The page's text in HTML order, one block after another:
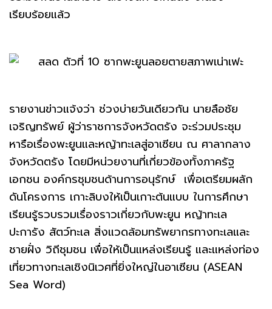
เรียบร้อยแล้ว
รายงานข่าวแจ้งว่า ช่วงบ่ายวันเดียวกัน นายลือชัย
เจริญทรัพย์ ผู้ว่าราชการจังหวัดตรัง จะร่วมประชุม
หารือเรื่องพะยูนและหญ้าทะเลสู่อาเซียน ณ ศาลากลาง
จังหวัดตรัง โดยมีหน่วยงานที่เกี่ยวข้องทั้งภาครัฐ
เอกชน องค์กรชุมชนด้านการอนุรักษ์ เพื่อเตรียมผลัก
ดันโครงการ เกาะลิบงให้เป็นเกาะต้นแบบ ในการศึกษา
เรียนรู้รวบรวมเรื่องราวเกี่ยวกับพะยูน หญ้าทะเล
ปะการัง สัตว์ทะเล สิ่งแวดล้อมทรัพยากรทางทะเลและ
ชายฝั่ง วิถีชุมชน เพื่อให้เป็นแหล่งเรียนรู้ และแหล่งท่อง
เที่ยวทางทะเลเชิงนิเวศที่ยิ่งใหญ่ในอาเซียน (ASEAN
Sea Word)